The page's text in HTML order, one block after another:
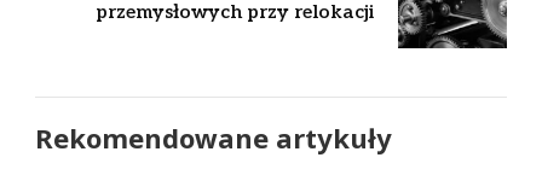
przemysłowych przy relokacji
Rekomendowane artykuły